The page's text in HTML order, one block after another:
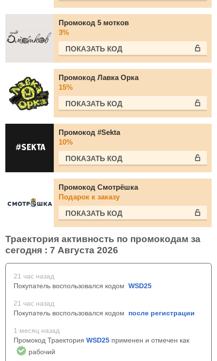
Промокод 5 мотков
3%
ПОКАЗАТЬ КОД
Промокод Лавка Орка
15%
ПОКАЗАТЬ КОД
Промокод #Sekta
10%
ПОКАЗАТЬ КОД
Промокод Смотрёшка
Подарок к заказу
ПОКАЗАТЬ КОД
Траектория активность по промокодам за
сегодня : 7 Августа 2026
21 час назад
Покупатель воспользовался кодом WSD25
21 час назад
Покупатель воспользовался кодом после регистрации
1 месяц назад
Промокод Траектория WSD25 применен и отмечен как
рабочий